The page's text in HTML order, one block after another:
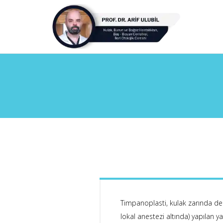
Timpanoplasti, kulak zarında
lokal anestezi altında) yapılan